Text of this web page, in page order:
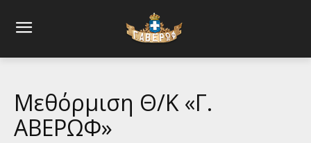
Μεθόρμιση Θ/Κ «Γ.
ΑΒΕΡΩΦ»